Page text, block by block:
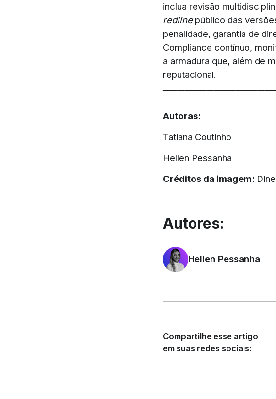
inclua revisão
redline público das
penalidade, garantia de
Compliance contínuo,
a armadura que, além de
reputacional.
Autoras:
Tatiana Coutinho
Hellen Pessanha
Créditos da imagem:
Autores:
Hellen Pessanha
Compartilhe esse artigo
em suas redes sociais: